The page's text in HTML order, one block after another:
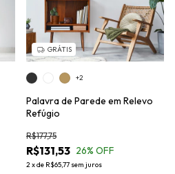
GRÁTIS
Palavra de Parede em Relevo
Refúgio
R$131,53
R$177,75
26% OFF
2xde R$65,77 sem juros
+2